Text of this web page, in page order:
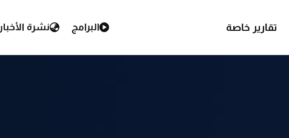
تقارير خاصة البرامج نشرة الأخبار